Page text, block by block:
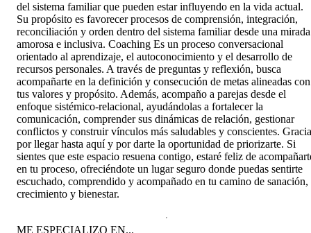
del sistema familiar que pueden estar influyendo en la vida actual.
Su propósito es favorecer procesos de comprensión, integración,
reconciliación y orden dentro del sistema familiar desde una mirada
amorosa e inclusiva. Coaching Es un proceso conversacional
orientado al aprendizaje, el autoconocimiento y el desarrollo de
recursos personales. A través de preguntas y reflexión, busca
acompañarte en la definición y consecución de metas alineadas con
tus valores y propósito. Además, acompaño a parejas desde el
enfoque sistémico-relacional, ayudándolas a fortalecer la
comunicación, comprender sus dinámicas de relación, gestionar
conflictos y construir vínculos más saludables y conscientes.
por llegar hasta aquí y por darte la oportunidad de priorizarte. Si
sientes que este espacio resuena contigo, estaré feliz de
en tu proceso, ofreciéndote un lugar seguro donde puedas sentirte
escuchado, comprendido y acompañado en tu camino de sanación,
crecimiento y bienestar.
ME ESPECIALIZO EN...